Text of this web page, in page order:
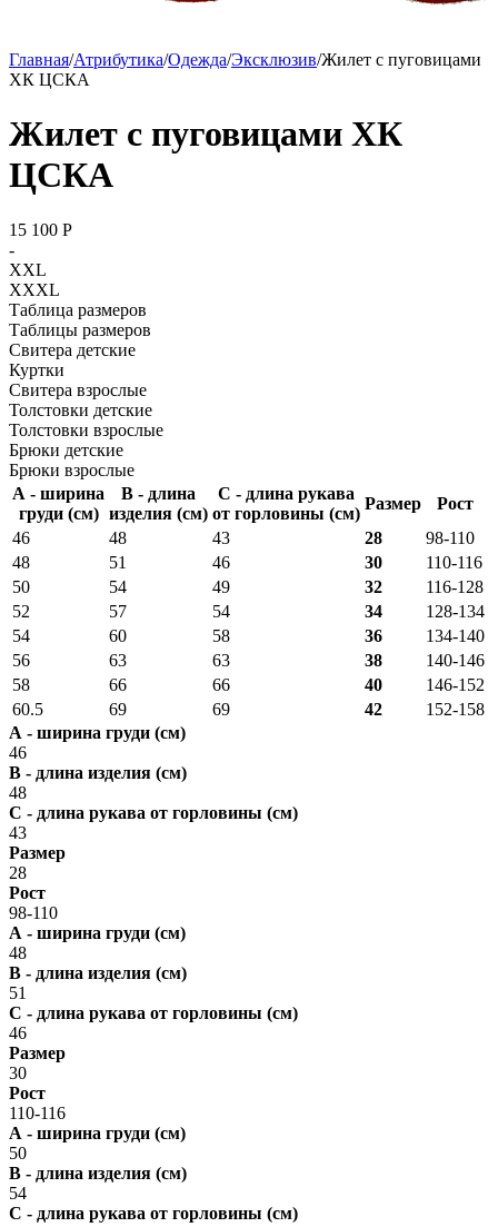
Главная/Атрибутика/Одежда/Эксклюзив/Жилет с пуговицами
ХК ЦСКА
Жилет с пуговицами ХК
ЦСКА
15 100 P
-
XXL
XXXL
Таблица размеров
Таблицы размеров
Свитера детские
Куртки
Свитера взрослые
Толстовки детские
Толстовки взрослые
Брюки детские
Брюки взрослые
А - ширина
груди (см)
В - длина
изделия (см)
С - длина рукава
от горловины (см)
Размер
Рост
46
48 43 28
98-110
48
51 46 30
110-116
50
54 49 32
116-128
52
57 54 34
128-134
54
60 58 36
134-140
56
63 63 38
140-146
58
66 66 40
146-152
60.5
69 69 42
152-158
А - ширина груди (см)
46
В - длина изделия (см)
48
С - длина рукава от горловины (см)
43
Размер
28
Рост
98-110
А - ширина груди (см)
48
В - длина изделия (см)
51
С - длина рукава от горловины (см)
46
Размер
30
Рост
110-116
А - ширина груди (см)
50
В - длина изделия (см)
54
С - длина рукава от горловины (см)